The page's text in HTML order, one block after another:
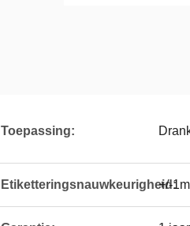
Toepassing:
Etiketteringsnauwkeurigheid:
+/-